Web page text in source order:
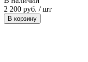
2 200 руб. / шт
В корзину